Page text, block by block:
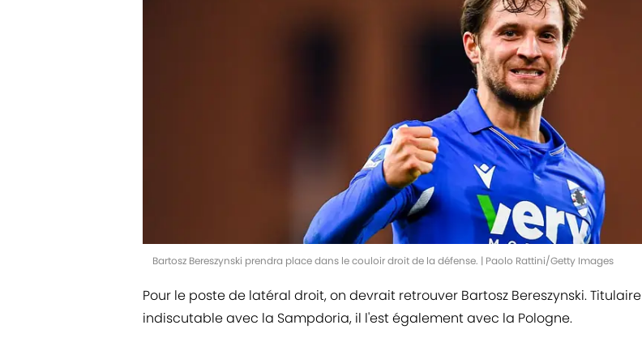
Bartosz Bereszynski prendra place dans le couloir droit de la défense. | Paolo Rattini/Getty Images
Pour le poste de latéral droit, on devrait retrouver Bartosz Bereszynski. Titulaire
indiscutable avec la Sampdoria, il l'est également avec la Pologne.